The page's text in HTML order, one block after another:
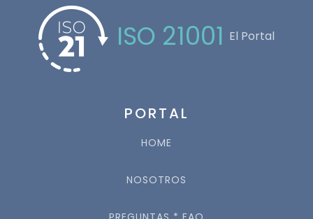
ISO 21001 El Portal
PORTAL
HOME
NOSOTROS